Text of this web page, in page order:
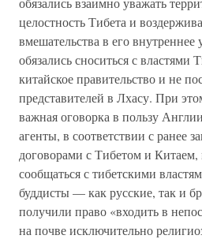
целостность Тибета и
вмешательства в его
обязались сноситься с властями
китайское правительство и не
представителей в Лхасу. При
важная оговорка в пользу
агенты, в соответствии с ранее
договорами с Тибетом и
сообщаться с тибетскими
буддисты — как русские, так и
получили право «входить в
на почве исключительно